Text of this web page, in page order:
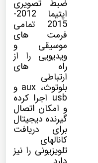
ضبط تصویری
اپتیما 2012-
2015 تمامی
فرمت های
موسیقی و
ویدیویی را از
راه های
ارتباطی
بلوتوث، aux و
usb اجرا کرده
و امکان اتصال
گیرنده دیجیتال
برای دریافت
کانالهای
تلویزیونی را نیز